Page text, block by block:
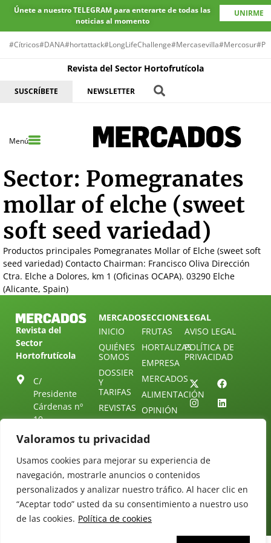
Valoramos tu privacidad
Usamos cookies para mejorar su experiencia de
navegación, mostrarle anuncios o contenidos
personalizados y analizar nuestro tráfico. Al hacer clic en
“Aceptar todo” usted da su consentimiento a nuestro uso
de las cookies. Política de cookies
Únete a nuestro TELEGRAM para enterarte de todas las
noticias al momento
UNIRME
#Cítricos#DANA#hortattack#LongLifeChallenge#Mercasevilla#Mercosur
Revista del Sector Hortofrutícola
SUSCRÍBETE NEWSLETTER
Menú
Sector: Pomegranates
mollar of elche (sweet
soft seed variedad)
Productos principales Pomegranates Mollar of Elche (sweet soft
seed variedad) Contacto Chairman: Francisco Oliva Dirección
Ctra. Elche a Dolores, km 1 (Oficinas OCAPA). 03290 Elche
(Alicante, Spain)
Revista del
Sector
Hortofrutícola
C/
Presidente
Cárdenas nº
10.
Sevilla.
ESPAÑA
Tel: (+34) 954
25 88 51
redaccion@revistamercados.com
MERCADOS
INICIO
QUIÉNES
SOMOS
DOSSIER
Y
TARIFAS
REVISTAS
SUSCRIPCIÓN
ÚNETE A
NUESTRO
TELEGRAM
CONTACTO
SECCIONES
FRUTAS
HORTALIZAS
EMPRESA
MERCADOS
ALIMENTACIÓN
OPINIÓN
30
LEGAL
AVISO LEGAL
POLÍTICA DE
PRIVACIDAD
Diseño web:
Starenlared